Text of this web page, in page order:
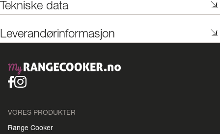
Tekniske data
Leverandørinformasjon
VORES PRODUKTER
Range Cooker